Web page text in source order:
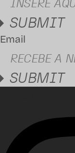
SUBMIT
Email
SUBMIT